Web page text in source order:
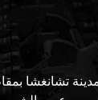
تشانغشا